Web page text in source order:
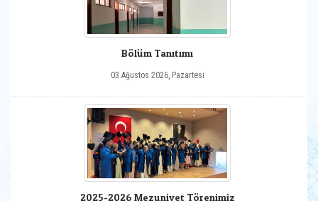
Bölüm Tanıtımı
03 Ağustos 2026, Pazartesi
2025-2026 Mezuniyet Törenimiz